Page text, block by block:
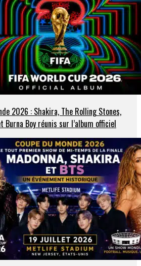
2026 : Shakira, The Rolling Stones,
Burna Boy réunis sur l’album officiel